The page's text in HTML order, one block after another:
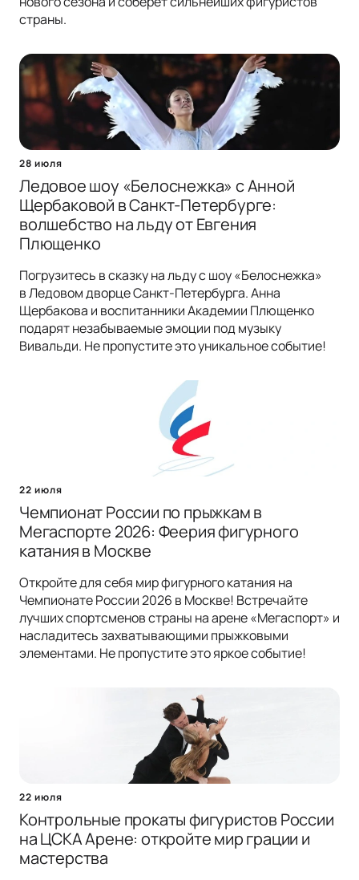
страны.
28 июля
Ледовое шоу «Белоснежка» с Анной
Щербаковой в Санкт-Петербурге:
волшебство на льду от Евгения
Плющенко
Погрузитесь в сказку на льду с шоу «Белоснежка»
в Ледовом дворце Санкт-Петербурга. Анна
Щербакова и воспитанники Академии Плющенко
подарят незабываемые эмоции под музыку
Вивальди. Не пропустите это уникальное событие!
22 июля
Чемпионат России по прыжкам в
Мегаспорте 2026: Феерия фигурного
катания в Москве
Откройте для себя мир фигурного катания на
Чемпионате России 2026 в Москве! Встречайте
лучших спортсменов страны на арене «Мегаспорт» и
насладитесь захватывающими прыжковыми
элементами. Не пропустите это яркое событие!
22 июля
Контрольные прокаты фигуристов России
на ЦСКА Арене: откройте мир грации и
мастерства